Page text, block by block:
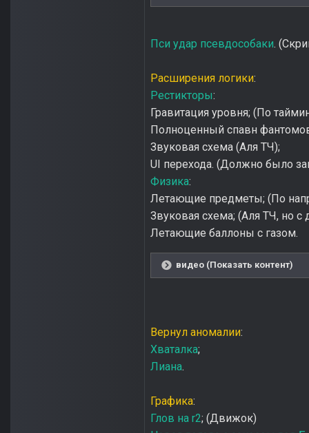
Пси удар псевдособаки.
Расширения логики:
Рестикторы:
Гравитация уровня; (По
Полноценный спавн
Звуковая схема (Аля ТЧ);
UI перехода. (Должно было
Физика:
Летающие предметы; (По
Звуковая схема; (Аля ТЧ, но с
Летающие баллоны с газом.
видео (Показать контент)
Вернул аномалии:
Хваталка;
Лиана.
Графика:
Глов на r2; (Движок)